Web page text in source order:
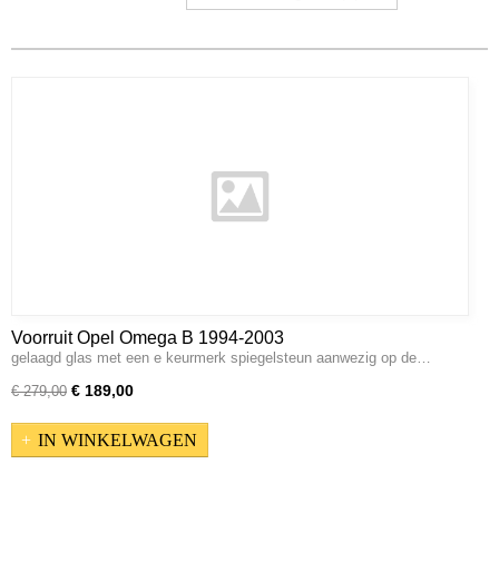
Voorruit Opel Omega B 1994-2003
gelaagd glas met een e keurmerk spiegelsteun aanwezig op de…
€ 279,00 € 189,00
IN WINKELWAGEN